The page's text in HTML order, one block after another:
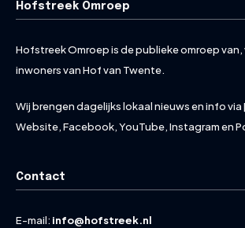
Hofstreek Omroep
Hofstreek Omroep is de publieke omroep
inwoners van Hof van Twente.
Wij brengen dagelijks lokaal nieuws en info via
Website, Facebook, YouTube, Instagram en
Contact
E-mail: info@hofstreek.nl